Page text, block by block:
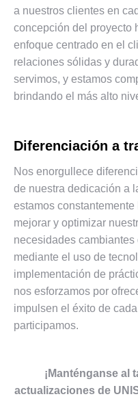
a nuestros clientes en
concepción del proyecto
enfoque centrado en el
relaciones sólidas y
servimos, y estamos
brindando el más alto
Diferenciación a
Nos enorgullece
de nuestra dedicación a
estamos
mejorar y optimizar
necesidades
mediante el uso de
implementación de
nos esforzamos por
impulsen el éxito de
participamos.
¡Manténganse al
actualizaciones de